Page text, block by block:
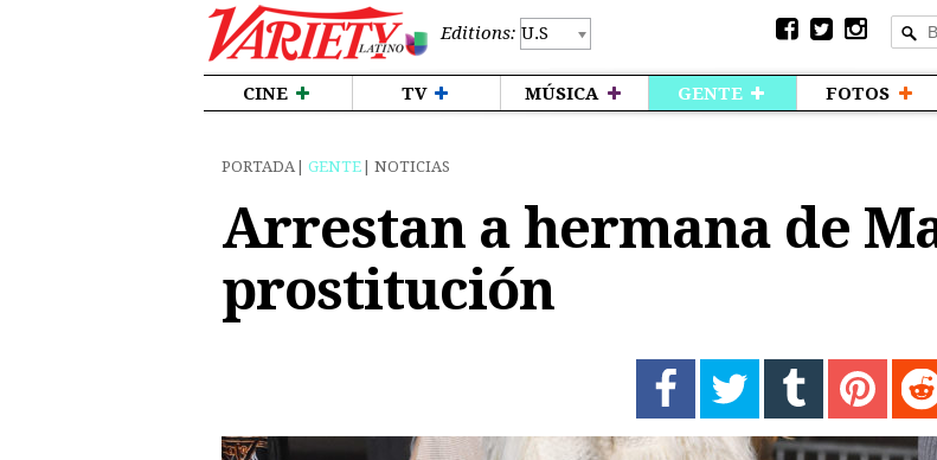
Editions:
CINE TV MÚSICA GENTE FOTOS
PORTADA GENTE NOTICIAS
Arrestan a hermana de
prostitución